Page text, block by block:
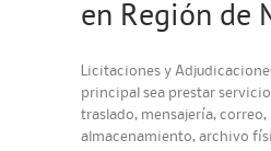
en Región de
Licitaciones y
principal sea prestar
traslado, mensajería, correo,
almacenamiento, archivo